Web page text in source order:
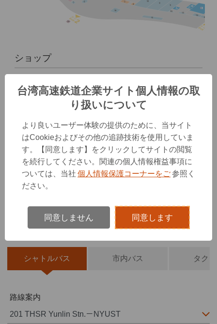
ショップ
1F
交通情報
シャトルバス 市内バス タク
路線案内
台湾高速鉄道企業サイト個人情報の取
り扱いについて
より良いユーザー体験の提供のために、当サイト
はCookieおよびその他の追跡技術を使用していま
す。【同意します】をクリックしてサイトの閲覧
を続行してください。関連の個人情報権益事項に
ついては、当社 個人情報保護コーナーをご参照く
ださい。
同意しません 同意します